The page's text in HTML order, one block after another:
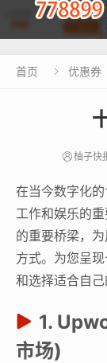
首页  优惠券
柚子快
在当今数字化的
工作和娱乐的
的重要桥梁，
方式。为您呈
和选择适合自己
1.
市场)